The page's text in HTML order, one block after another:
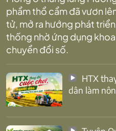
phẩm thổ cẩm đã vươn
tử, mở ra hướng phát
thống nhờ ứng dụng
chuyển đổi số.
dân làm